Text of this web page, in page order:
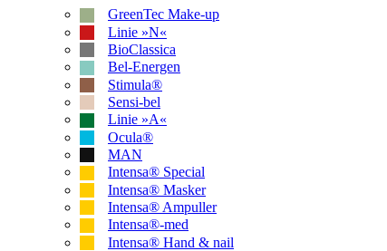
GreenTec Make-up
Linie »N«
BioClassica
Bel-Energen
Stimula®
Sensi-bel
Linie »A«
Ocula®
MAN
Intensa® Special
Intensa® Masker
Intensa® Ampuller
Intensa®-med
Intensa® Hand & nail